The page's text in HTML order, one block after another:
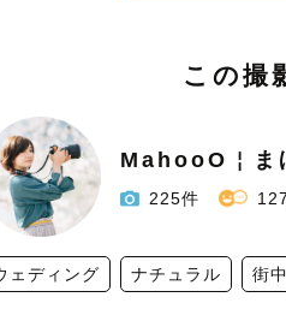
この撮
MahooO￤ま
225件
ェディング ナチュラル 街中